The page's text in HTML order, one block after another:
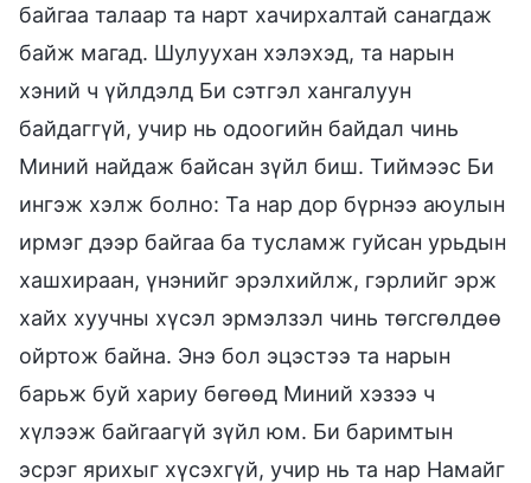
байгаа талаар та нарт хачирхалтай санагдаж
байж магад. Шулуухан хэлэхэд, та нарын
хэний ч үйлдэлд Би сэтгэл хангалуун
байдаггүй, учир нь одоогийн байдал чинь
Миний найдаж байсан зүйл биш. Тиймээс Би
ингэж хэлж болно: Та нар дор бүрнээ аюулын
ирмэг дээр байгаа ба тусламж гуйсан урьдын
хашхираан, үнэнийг эрэлхийлж, гэрлийг эрж
хайх хуучны хүсэл эрмэлзэл чинь төгсгөлдөө
ойртож байна. Энэ бол эцэстээ та нарын
барьж буй хариу бөгөөд Миний хэзээ ч
хүлээж байгаагүй зүйл юм. Би баримтын
эсрэг ярихыг хүсэхгүй, учир нь та нар Намайг